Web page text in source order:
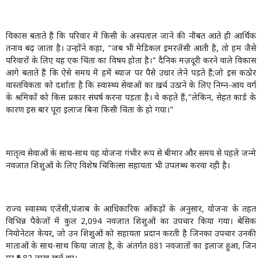
विकास बताते हैं कि परिवार में किसी के अस्पताल जाने की नौबत आते ही आर्थिक
तनाव बढ़ जाता है। उन्होंने कहा, “जब भी मेडिकल इमरजेंसी आती है, तो हम जैसे
परिवारों के लिए यह एक चिंता का विषय होता है।" दैनिक मज़दूरी करने वाले विकास
आगे बताते हैं कि ऐसे समय में हमें ब्याज पर पैसे उधार लेने पड़ते हैं;जो इस कठोर
वास्तविकता को दर्शाता है कि स्वास्थ्य सेवाओं का ख़र्च उठाने के लिए निम्न-आय वर्ग
के श्रमिकों को किस प्रकार संघर्ष करना पड़ता है। वे कहते हैं,"लेकिन, सेहत कार्ड के
कारण इस बार पूरा इलाज बिना किसी चिंता के हो गया।”
मातृत्व सेवाओं के साथ-साथ यह योजना गंभीर रूप से बीमार और समय से पहले जन्मे
नवजात शिशुओं के लिए विशेष चिकित्सा सहायता भी उपलब्ध करवा रही है।
राज्य स्वास्थ्य एजेंसी,पंजाब के आधिकारिक आँकड़ों के अनुसार, योजना के तहत
विभिन्न पैकेजों में कुल 2,094 नवजात शिशुओं का उपचार किया गया। बेसिक
नियोनेटल केयर, जो उन शिशुओं को सहायता प्रदान करती है जिनका उपचार उनकी
माताओं के साथ-साथ किया जाता है, के अंतर्गत 881 नवजातों का इलाज हुआ, जिन